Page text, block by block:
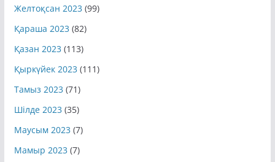
Желтоқсан 2023 (99)
Қараша 2023 (82)
Қазан 2023 (113)
Қыркүйек 2023 (111)
Тамыз 2023 (71)
Шілде 2023 (35)
Маусым 2023 (7)
Мамыр 2023 (7)